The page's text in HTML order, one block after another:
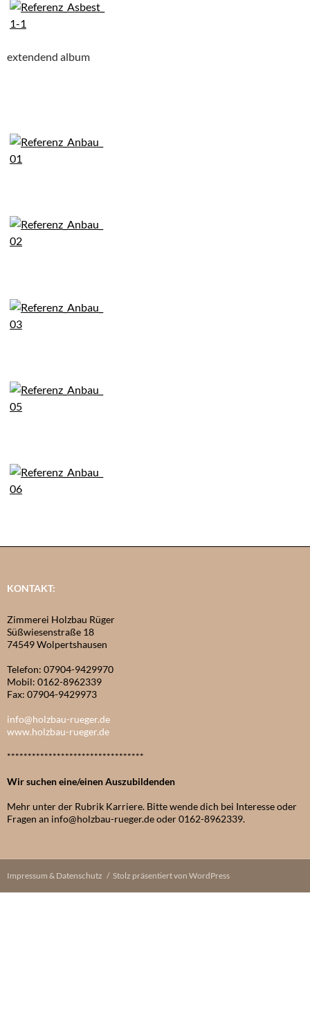
extendend album
KONTAKT:
Zimmerei Holzbau Rüger
Süßwiesenstraße 18
74549 Wolpertshausen
Telefon: 07904-9429970
Mobil: 0162-8962339
Fax: 07904-9429973
info@holzbau-rueger.de
www.holzbau-rueger.de
*********************************
Wir suchen eine/einen Auszubildenden
Mehr unter der Rubrik Karriere. Bitte wende dich bei Interesse oder
Fragen an info@holzbau-rueger.de oder 0162-8962339.
Impressum & Datenschutz Stolz präsentiert von WordPress